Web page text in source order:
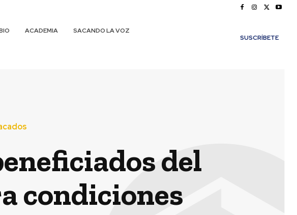
ACADEMIA
SACANDO LA VOZ
SUSCRÍBETE
del
condiciones